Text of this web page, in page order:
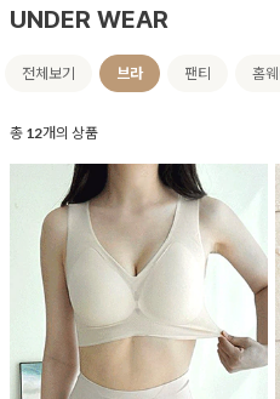
UNDER WEAR
전체보기 브라 팬티 홈웨
총 12개의 상품